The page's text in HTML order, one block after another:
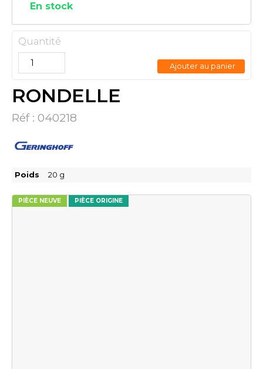
PIÈCE NEUVE PIÈCE ORIGINE
RONDELLE
Réf : 040218
Poids 20 g
En stock
Quantité
Ajouter au panier